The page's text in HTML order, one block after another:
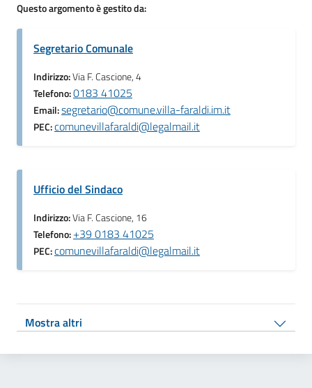
Questo argomento è gestito da:
Segretario Comunale
Indirizzo:Via F. Cascione, 4
Telefono:0183 41025
Email:segretario@comune.villa-faraldi.im.it
PEC:comunevillafaraldi@legalmail.it
Ufficio del Sindaco
Indirizzo:Via F. Cascione, 16
Telefono:+39 0183 41025
PEC:comunevillafaraldi@legalmail.it
Mostra altri